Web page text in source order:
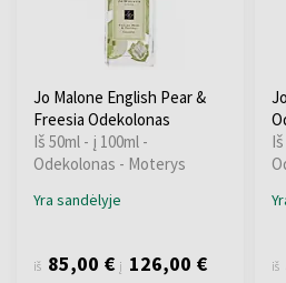
Jo Malone English Pear &
Freesia Odekolonas
Iš 50ml - į 100ml -
Odekolonas - Moterys
Yra sandėlyje
iš 85,00 € į 126,00 € iš